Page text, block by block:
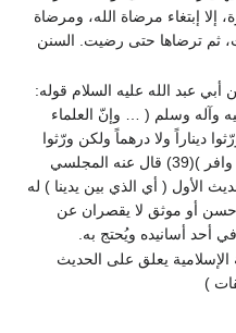
إلا إبتغاء مرضاة الله، ومرضاة
رسوله، ومرضاتكم أهل البيت، ثم ترضاها حتى رضيت. السنن
عبد الله عليه السلام قوله:
وآله وسلم ( … وإنّ العلماء
ديناراً ولا درهماً ولكن ورّثوا
العلم فمن أخذ منه أخذ بحظ وافر )(39) قال عنه المجلسي
العقول 1/111 ( الحديث الأول ( أي الذي بين يدينا ) له
حسن أو موثق لا يقصران عن
أحد أسانيده ويُحتج به.
يعلق على الحديث
)